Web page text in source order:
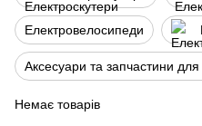
Електровелосипеди
Аксесуари та запчастини
Немає товарів